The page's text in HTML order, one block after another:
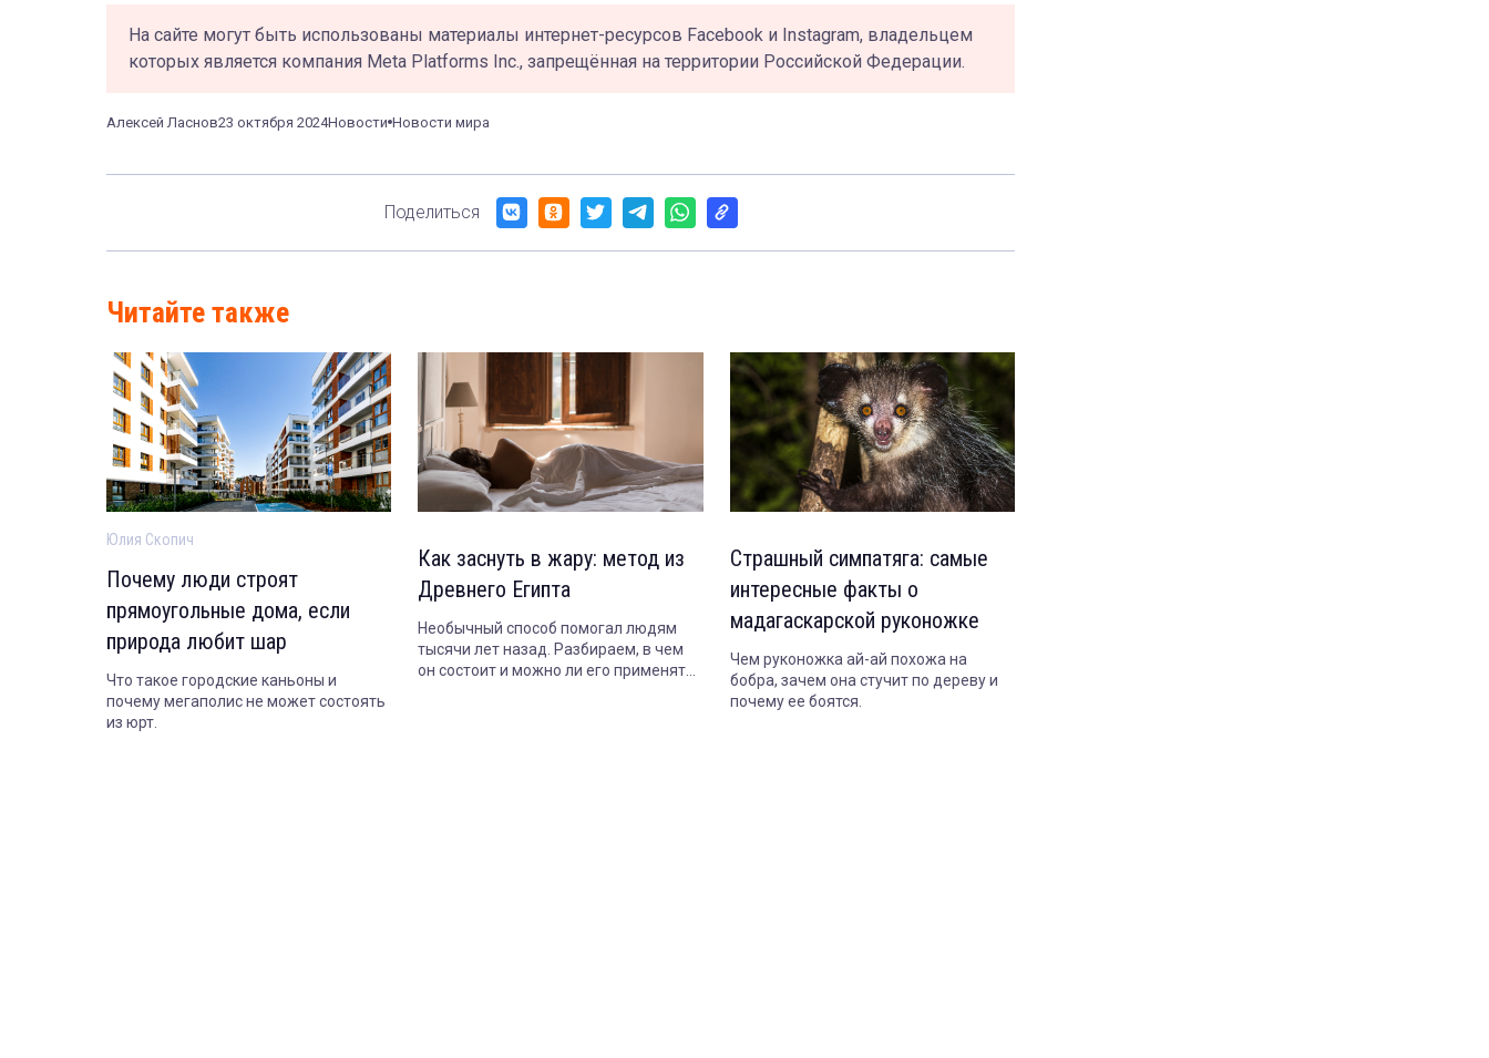
На сайте могут быть использованы материалы интернет-ресурсов Facebook и Instagram, владельцем
которых является компания Meta Platforms Inc., запрещённая на территории Российской Федерации.
Алексей Ласнов23 октября 2024Новости Новости мира
Поделиться
Читайте также
Юлия Скопич
Почему люди строят
прямоугольные дома, если
природа любит шар
Что такое городские каньоны и
почему мегаполис не может состоять
из юрт.
Как заснуть в жару: метод из
Древнего Египта
Необычный способ помогал людям
тысячи лет назад. Разбираем, в чем
он состоит и можно ли его применять
Страшный симпатяга: самые
интересные факты о
мадагаскарской руконожке
Чем руконожка ай-ай похожа на
бобра, зачем она стучит по дереву и
почему ее боятся.